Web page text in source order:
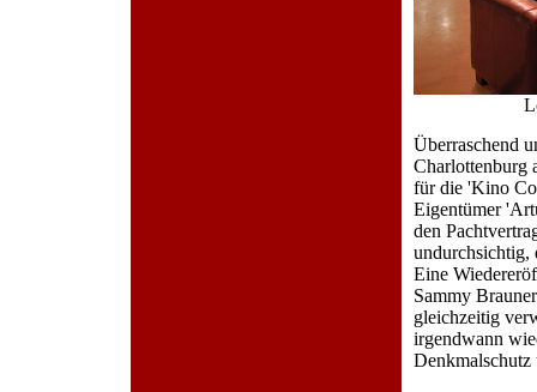
Überraschend
Charlottenburg
für die 'Kino
Eigentümer
den
undurchsichtig,
Eine
Sammy
gleichzeitig
irgendwann